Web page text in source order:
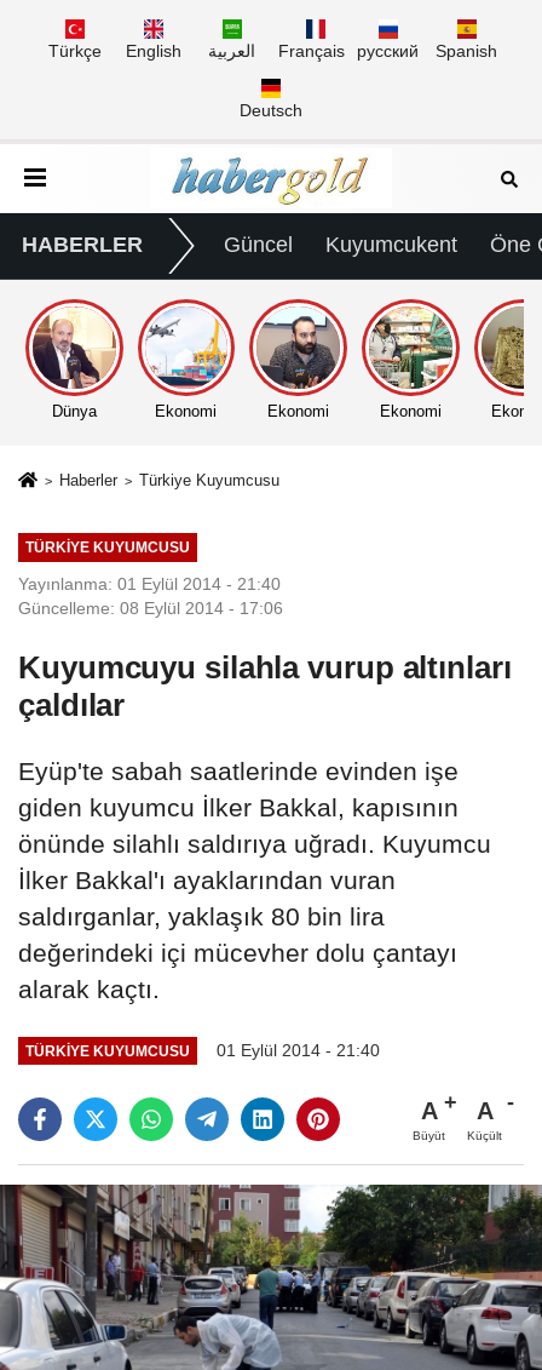
Türkçe English العربية Français русский Spanish
Deutsch
HABERLER Güncel Kuyumcukent Öne
Dünya Ekonomi Ekonomi Ekonomi
Haberler Türkiye Kuyumcusu
TÜRKIYE KUYUMCUSU
Yayınlanma: 01 Eylül 2014 - 21:40
Güncelleme: 08 Eylül 2014 - 17:06
Kuyumcuyu silahla vurup altınları
çaldılar
Eyüp'te sabah saatlerinde evinden işe
giden kuyumcu İlker Bakkal, kapısının
önünde silahlı saldırıya uğradı. Kuyumcu
İlker Bakkal'ı ayaklarından vuran
saldırganlar, yaklaşık 80 bin lira
değerindeki içi mücevher dolu çantayı
alarak kaçtı.
TÜRKIYE KUYUMCUSU 01 Eylül 2014 - 21:40
A
Büyüt
A
Küçült